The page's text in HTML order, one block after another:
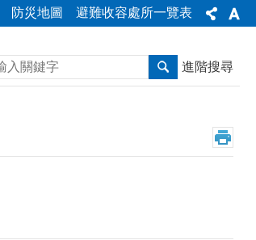
防災地圖 避難收容處所一覽表
搜尋 進階搜尋